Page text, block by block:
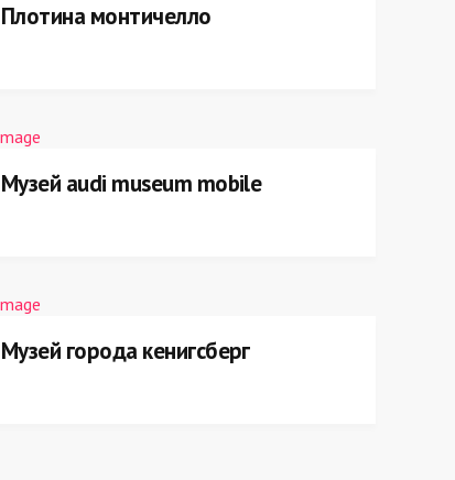
Плотина монтичелло
Музей audi museum mobile
Музей города кенигсберг